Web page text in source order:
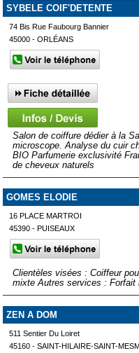
SYBELE COIF'DETENTE
74 Bis Rue Faubourg Bannier
45000 - ORLÉANS
Salon de coiffure dédier à la
microscope. Analyse du cuir
BIO Parfumerie exclusivité
de cheveux naturels
GOMES ELODIE
16 PLACE MARTROI
45390 - PUISEAUX
Clientèles visées : Coiffeur
mixte Autres services : Forfait
ZEN A DOM
511 Sentier Du Loiret
45160 - SAINT-HILAIRE-SAINT-